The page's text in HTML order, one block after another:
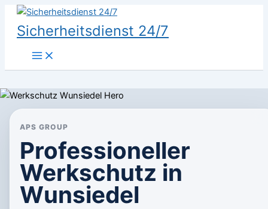
Zum
Inhalt
springen
Sicherheitsdienst 24/7
APS GROUP
Professioneller
Werkschutz in
Wunsiedel